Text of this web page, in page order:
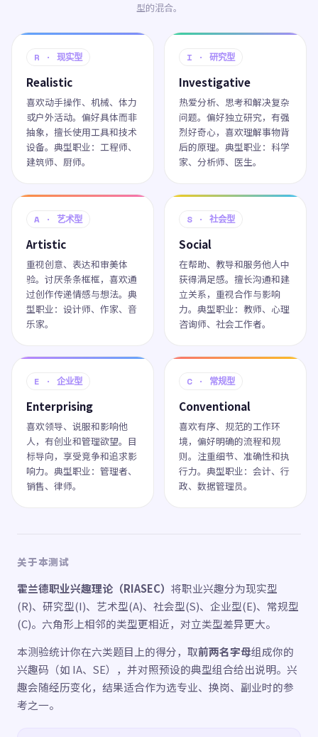
型的混合。
R · 现实型
Realistic
喜欢动手操作、机械、体力
或户外活动。偏好具体而非
抽象，擅长使用工具和技术
设备。典型职业：工程师、
建筑师、厨师。
I · 研究型
Investigative
热爱分析、思考和解决复杂
问题。偏好独立研究，有强
烈好奇心，喜欢理解事物背
后的原理。典型职业：科学
家、分析师、医生。
A · 艺术型
Artistic
重视创意、表达和审美体
验。讨厌条条框框，喜欢通
过创作传递情感与想法。典
型职业：设计师、作家、音
乐家。
S · 社会型
Social
在帮助、教导和服务他人中
获得满足感。擅长沟通和建
立关系，重视合作与影响
力。典型职业：教师、心理
咨询师、社会工作者。
E · 企业型
Enterprising
喜欢领导、说服和影响他
人，有创业和管理欲望。目
标导向，享受竞争和追求影
响力。典型职业：管理者、
销售、律师。
C · 常规型
Conventional
喜欢有序、规范的工作环
境，偏好明确的流程和规
则。注重细节、准确性和执
行力。典型职业：会计、行
政、数据管理员。
关于本测试
霍兰德职业兴趣理论（RIASEC） 将职业兴趣分为现实型
(R)、研究型(I)、艺术型(A)、社会型(S)、企业型(E)、常规型
(C)。六角形上相邻的类型更相近，对立类型差异更大。
本测验统计你在六类题目上的得分，取前两名字母组成你的
兴趣码（如 IA、SE），并对照预设的典型组合给出说明。兴
趣会随经历变化，结果适合作为选专业、换岗、副业时的参
考之一。